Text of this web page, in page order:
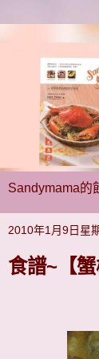
Sandymama的
2010年1月9日星
食譜~【蟹